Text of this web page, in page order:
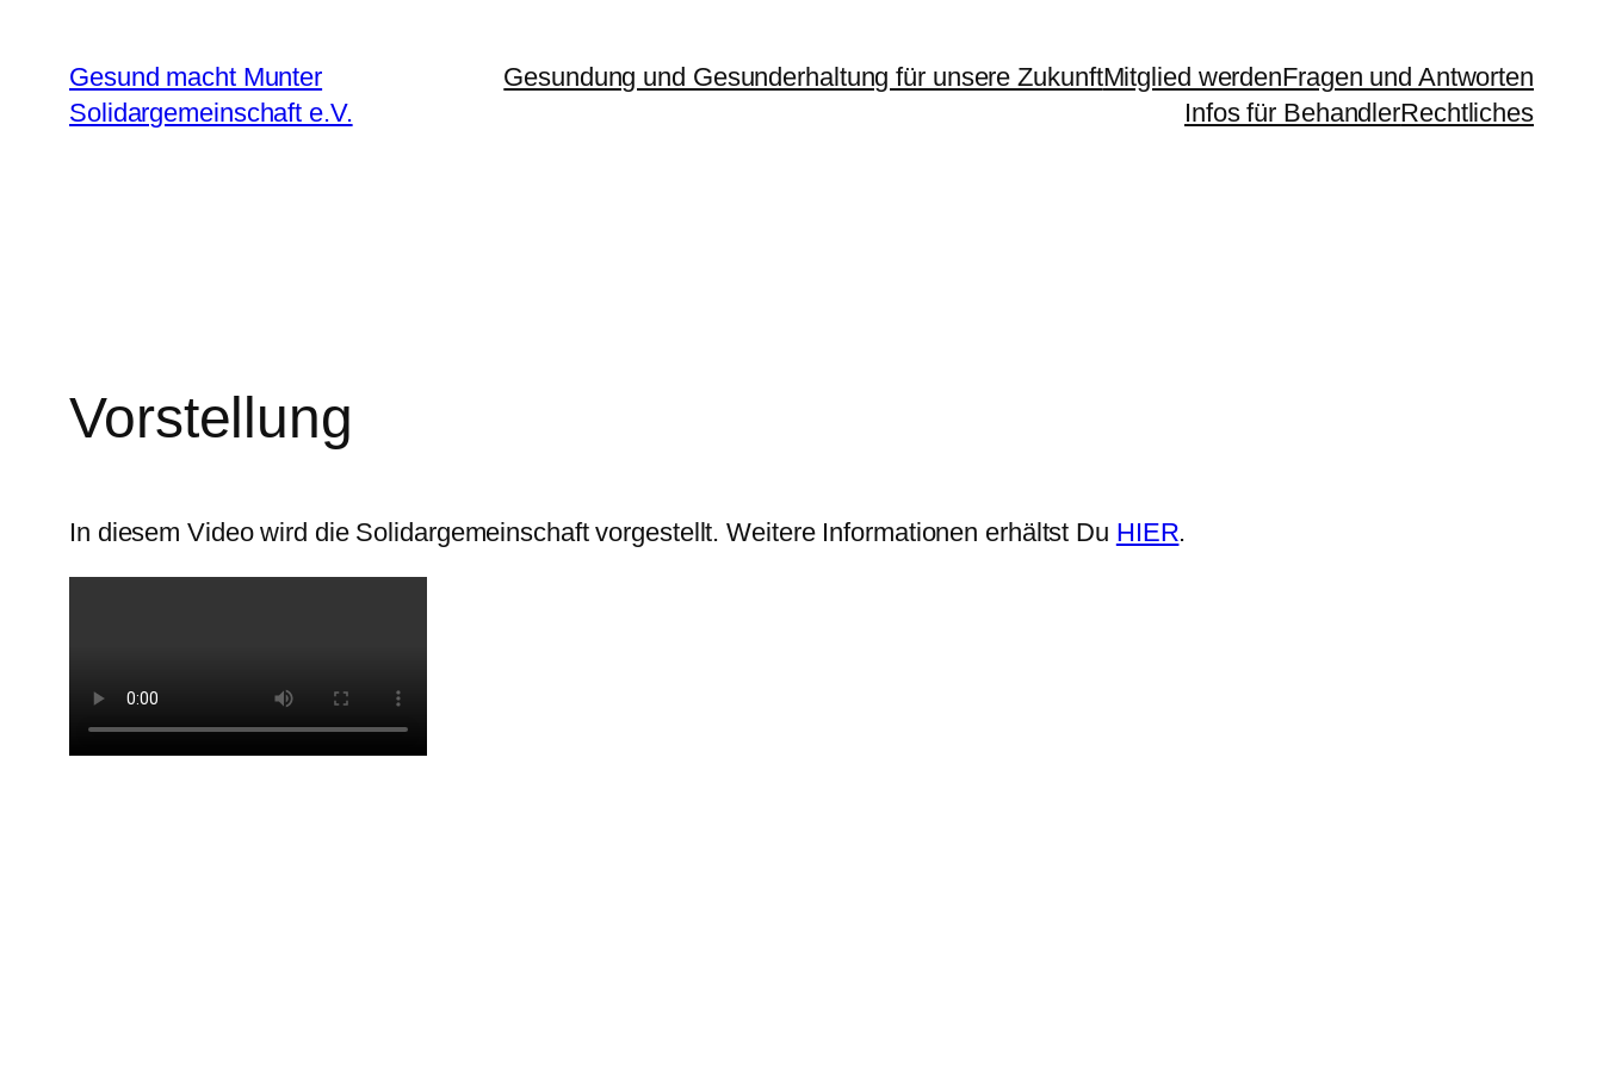
springen
Gesund macht Munter
Solidargemeinschaft e.V.
Gesundung und Gesunderhaltung für unsere ZukunftMitglied werdenFragen und Antworten
Infos für BehandlerRechtliches
Vorstellung
In diesem Video wird die Solidargemeinschaft vorgestellt. Weitere Informationen erhältst Du HIER.